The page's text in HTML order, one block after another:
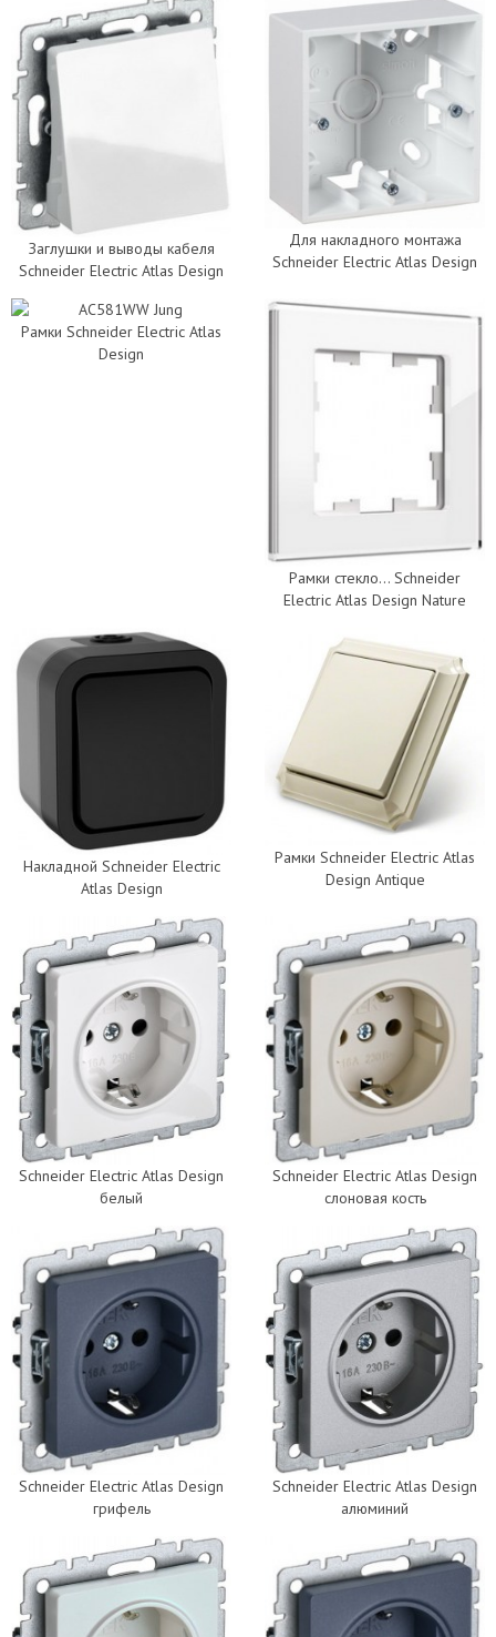
Заглушки и выводы кабеля
Schneider Electric Atlas Design
Для накладного монтажа
Schneider Electric Atlas Design
Рамки Schneider Electric Atlas
Design
Рамки стекло... Schneider
Electric Atlas Design Nature
Накладной Schneider Electric
Atlas Design
Рамки Schneider Electric Atlas
Design Antique
Schneider Electric Atlas Design
белый
Schneider Electric Atlas Design
слоновая кость
Schneider Electric Atlas Design
грифель
Schneider Electric Atlas Design
алюминий